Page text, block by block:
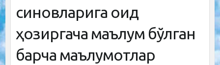
синовларига оид
ҳозиргача маълум бўлган
барча маълумотлар